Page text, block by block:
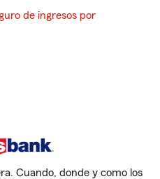
de ingresos por
Cuando, donde y como los